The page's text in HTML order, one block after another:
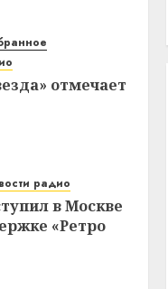
отмечает
радио
в Москве
«Ретро